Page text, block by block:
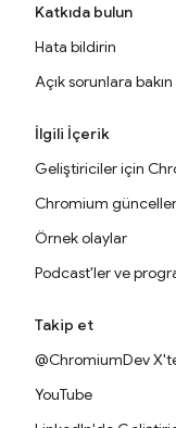
Katkıda bulun
Hata bildirin
Açık sorunlara bakın
İlgili İçerik
Geliştiriciler için
Chromium
Örnek olaylar
Podcast'ler ve
Takip et
@ChromiumDev
YouTube